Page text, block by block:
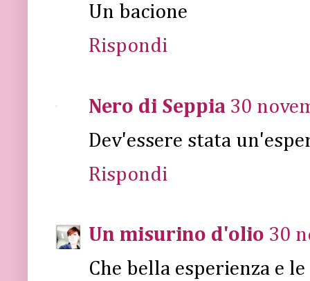
Un bacione
Rispondi
Nero di Seppia 30
Dev'essere stata
Rispondi
Un misurino d'olio 30
Che bella esperienza e